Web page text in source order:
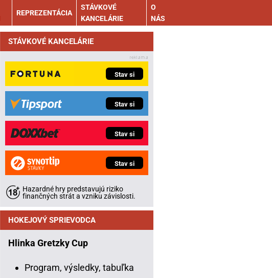
REPREZENTÁCIA
STÁVKOVÉ
KANCELÁRIE
O
NÁS
STÁVKOVÉ KANCELÁRIE
Stav si
Stav si
Stav si
Stav si
Hazardné hry predstavujú riziko
finančných strát a vzniku závislosti.
HOKEJOVÝ SPRIEVODCA
Hlinka Gretzky Cup
Program, výsledky, tabuľka